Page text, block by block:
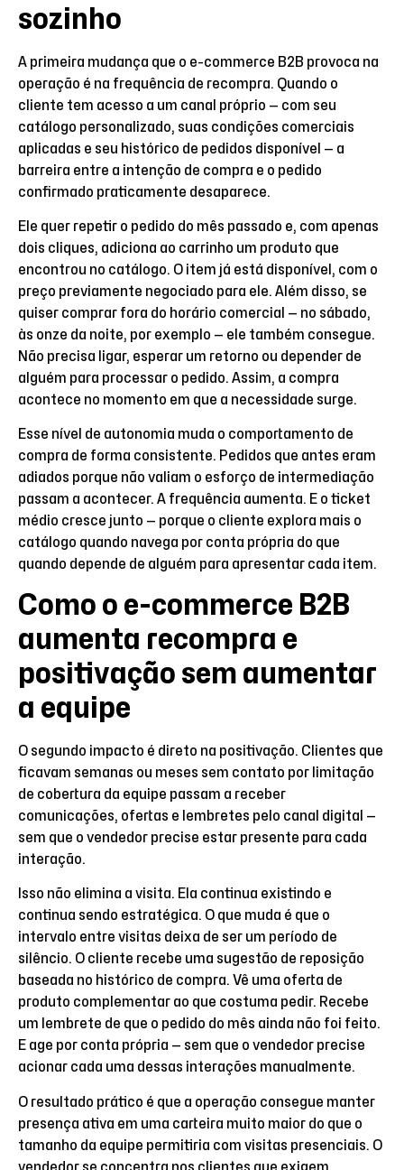
sozinho
A primeira mudança que o e-commerce B2B provoca na
operação é na frequência de recompra. Quando o
cliente tem acesso a um canal próprio — com seu
catálogo personalizado, suas condições comerciais
aplicadas e seu histórico de pedidos disponível — a
barreira entre a intenção de compra e o pedido
confirmado praticamente desaparece.
Ele quer repetir o pedido do mês passado e, com apenas
dois cliques, adiciona ao carrinho um produto que
encontrou no catálogo. O item já está disponível, com o
preço previamente negociado para ele. Além disso, se
quiser comprar fora do horário comercial — no sábado,
às onze da noite, por exemplo — ele também consegue.
Não precisa ligar, esperar um retorno ou depender de
alguém para processar o pedido. Assim, a compra
acontece no momento em que a necessidade surge.
Esse nível de autonomia muda o comportamento de
compra de forma consistente. Pedidos que antes eram
adiados porque não valiam o esforço de intermediação
passam a acontecer. A frequência aumenta. E o ticket
médio cresce junto — porque o cliente explora mais o
catálogo quando navega por conta própria do que
quando depende de alguém para apresentar cada item.
Como o e-commerce B2B
aumenta recompra e
positivação sem aumentar
a equipe
O segundo impacto é direto na positivação. Clientes que
ficavam semanas ou meses sem contato por limitação
de cobertura da equipe passam a receber
comunicações, ofertas e lembretes pelo canal digital —
sem que o vendedor precise estar presente para cada
interação.
Isso não elimina a visita. Ela continua existindo e
continua sendo estratégica. O que muda é que o
intervalo entre visitas deixa de ser um período de
silêncio. O cliente recebe uma sugestão de reposição
baseada no histórico de compra. Vê uma oferta de
produto complementar ao que costuma pedir. Recebe
um lembrete de que o pedido do mês ainda não foi feito.
E age por conta própria — sem que o vendedor precise
acionar cada uma dessas interações manualmente.
O resultado prático é que a operação consegue manter
presença ativa em uma carteira muito maior do que o
tamanho da equipe permitiria com visitas presenciais. O
vendedor se concentra nos clientes que exigem